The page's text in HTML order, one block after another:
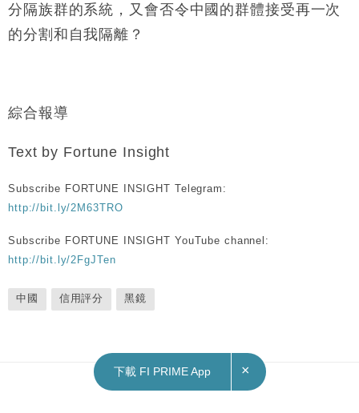
分隔族群的系統，又會否令中國的群體接受再一次
的分割和自我隔離？
綜合報導
Text by Fortune Insight
Subscribe FORTUNE INSIGHT Telegram:
http://bit.ly/2M63TRO
Subscribe FORTUNE INSIGHT YouTube channel:
http://bit.ly/2FgJTen
中國 信用評分 黑鏡
下載 FI PRIME App ×